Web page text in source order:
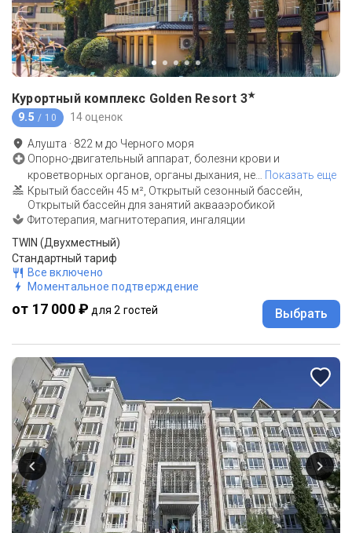
Курортный комплекс Golden Resort 3★
9.5 / 10 14 оценок
Алушта · 822 м до Черного моря
Опорно-двигательный аппарат, болезни крови и
кроветворных органов, органы дыхания, не
Показать еще
Крытый бассейн 45 м², Открытый сезонный бассейн,
Открытый бассейн для занятий аквааэробикой
Фитотерапия, магнитотерапия, ингаляции
TWIN (Двухместный)
Стандартный тариф
Все включено
Моментальное подтверждение
от 17 000 ₽ для 2 гостей Выбрать